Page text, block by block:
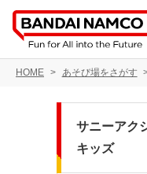
HOME あそび場をさがす
サニーアク
キッズ